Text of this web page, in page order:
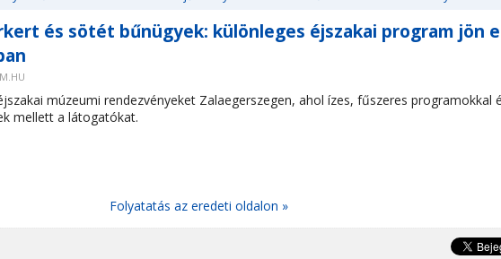
és sötét bűnügyek: különleges éjszakai program jön
múzeumi rendezvényeket Zalaegerszegen, ahol ízes, fűszeres programokkal
mellett a látogatókat.
Folyatatás az eredeti oldalon »